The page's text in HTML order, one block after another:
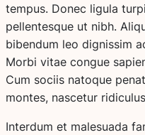
tempus. Donec ligula
pellentesque ut nibh.
bibendum leo dignissim
Morbi vitae congue
Cum sociis natoque
montes, nascetur
Interdum et malesuada